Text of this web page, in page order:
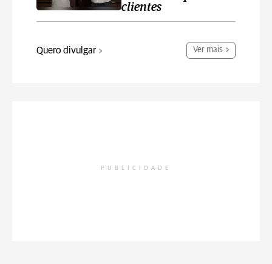
clientes
Quero divulgar Ver mais
PUBLICIDADE